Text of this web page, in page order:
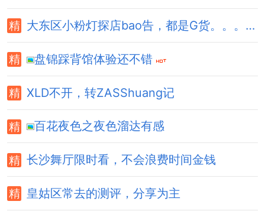
大东区小粉灯探店bao告，都是G货。。。。。
盘锦踩背馆体验还不错
XLD不开，转ZASShuang记
百花夜色之夜色溜达有感
长沙舞厅限时看，不会浪费时间金钱
皇姑区常去的测评，分享为主